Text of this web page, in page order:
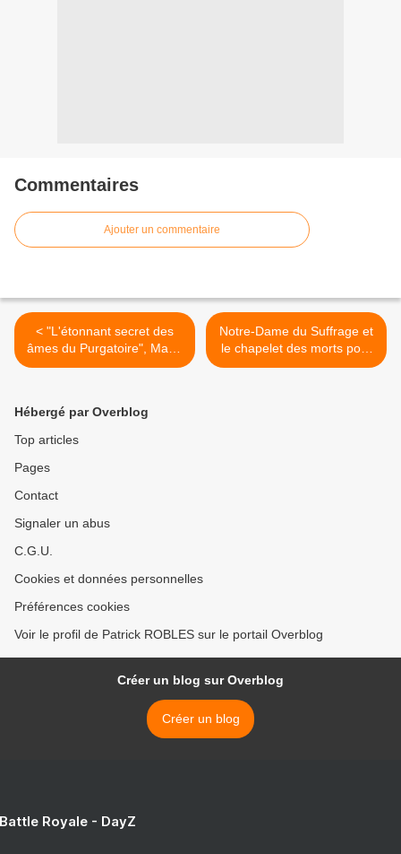
Commentaires
Ajouter un commentaire
< "L'étonnant secret des
âmes du Purgatoire", Maria
Sima et Soeur Emmanuel
Notre-Dame du Suffrage et
le chapelet des morts pour
les âmes du purgatoire >
Hébergé par Overblog
Top articles
Pages
Contact
Signaler un abus
C.G.U.
Cookies et données personnelles
Préférences cookies
Voir le profil de Patrick ROBLES sur le portail Overblog
Créer un blog sur Overblog
Créer un blog
Royale - DayZ